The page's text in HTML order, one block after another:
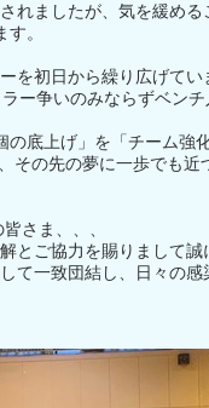
れましたが、気を緩める
。
を初日から繰り広げてい
ー争いのみならずベン
底上げ」を「チーム強
その先の夢に一歩でも近
さま、、、
とご協力を賜りまして誠
て一致団結し、日々の